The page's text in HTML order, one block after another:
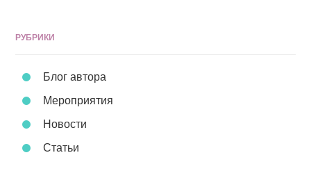
РУБРИКИ
Блог автора
Мероприятия
Новости
Статьи